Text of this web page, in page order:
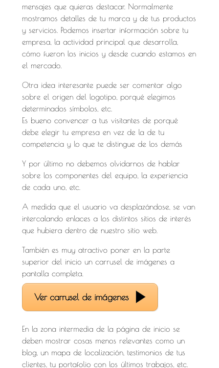
mensajes que quieras destacar. Normalmente
mostramos detalles de tu marca y de tus productos
y servicios. Podemos insertar información sobre tu
empresa, la actividad principal que desarrolla,
cómo fueron los inicios y desde cuando estamos en
el mercado.
Otra idea interesante puede ser comentar algo
sobre el origen del logotipo, porqué elegimos
determinados símbolos, etc.
Es bueno convencer a tus visitantes de porqué
debe elegir tu empresa en vez de la de tu
competencia y lo que te distingue de los demás
Y por último no debemos olvidarnos de hablar
sobre los componentes del equipo, la experiencia
de cada uno, etc.
A medida que el usuario va desplazándose, se van
intercalando enlaces a los distintos sitios de interés
que hubiera dentro de nuestro sitio web.
También es muy atractivo poner en la parte
superior del inicio un carrusel de imágenes a
pantalla completa.
Ver carrusel de imágenes
En la zona intermedia de la página de inicio se
deben mostrar cosas menos relevantes como un
blog, un mapa de localización, testimonios de tus
clientes, tu portafolio con los últimos trabajos, etc.